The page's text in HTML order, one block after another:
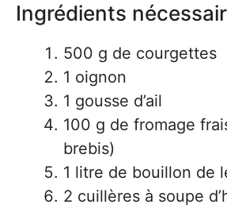
Ingrédients
500 g de courgettes
1 oignon
1 gousse d’ail
100 g de fromage
brebis)
1 litre de bouillon de
2 cuillères à soupe